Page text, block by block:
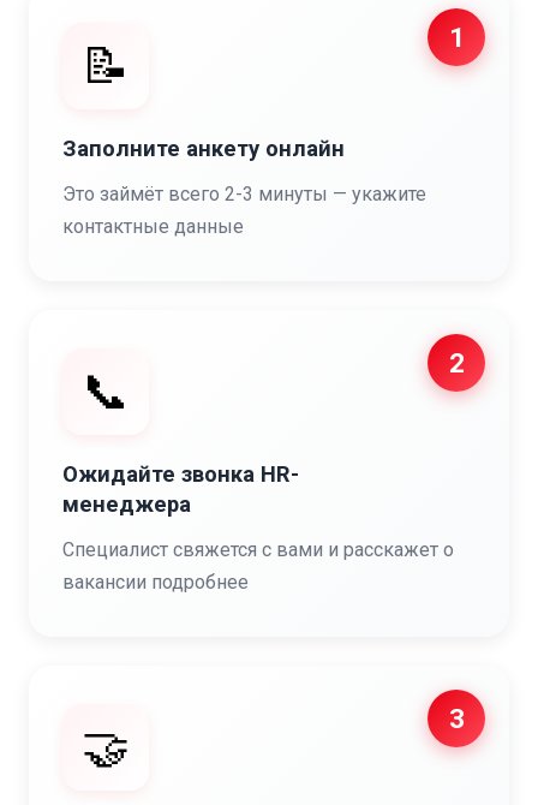
1
📝
Заполните анкету онлайн
Это займёт всего 2-3 минуты — укажите
контактные данные
2
📞
Ожидайте звонка HR-
менеджера
Специалист свяжется с вами и расскажет о
вакансии подробнее
3
🤝